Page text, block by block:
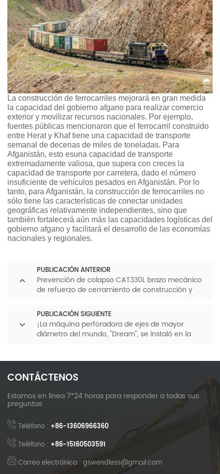
La construcción de ferrocarriles mejorará en gran medida
la capacidad del gobierno afgano para realizar comercio
exterior y movilizar recursos nacionales. Por ejemplo,
fuentes públicas mencionaron que el ferrocarril construido
entre Herat y Khaf tiene una capacidad de transporte
semanal de decenas de miles de toneladas. Para
Afganistán, esto esuna capacidad de transporte
extremadamente valiosa, que supera con creces la
capacidad de transporte por carretera, dado el número
insuficiente de vehículos pesados en Afganistán. Por lo
tanto, para Afganistán, la construcción de ferrocarriles no
sólo tiene las características de conectar unidades
geográficas relativamente independientes, sino que
también fortalecerá aún más las capacidades logísticas del
gobierno afgano y facilitará el desarrollo de las economías
nacionales y regionales.
PUBLICACIÓN ANTERIOR
Prevención de colapso CAT330L brazo mecánico
de refuerzo de cerramiento de construcción y
PUBLICACIÓN SIGUIENTE
¡La máquina perforadora de ejes de mayor
diámetro del mundo, "Dream", se instaló en la
inteligente en China"!
CONTÁCTENOS
Estamos en línea 7*24 horas para responder a todas sus
preguntas
Teléfono : +86-13606966360
Teléfono : +86-15160503591
Correo electrónico : gswendless@gmail.com